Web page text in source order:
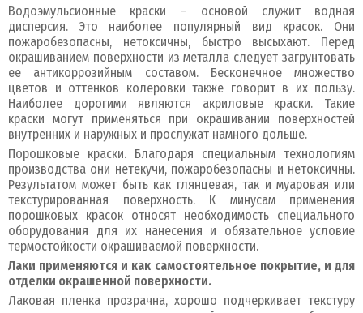
Водоэмульсионные краски – основой служит водная
дисперсия. Это наиболее популярный вид красок. Они
пожаробезопасны, нетоксичны, быстро высыхают. Перед
окрашиванием поверхности из металла следует загрунтовать
ее антикоррозийным составом. Бесконечное множество
цветов и оттенков колеровки также говорит в их пользу.
Наиболее дорогими являются акриловые краски. Такие
краски могут применяться при окрашивании поверхностей
внутренних и наружных и прослужат намного дольше.
Порошковые краски. Благодаря специальным технологиям
производства они нетекучи, пожаробезопасны и нетоксичны.
Результатом может быть как глянцевая, так и муаровая или
текстурированная поверхность. К минусам применения
порошковых красок относят необходимость специального
оборудования для их нанесения и обязательное условие
термостойкости окрашиваемой поверхности.
Лаки применяются и как самостоятельное покрытие, и для
отделки окрашенной поверхности.
Лаковая пленка прозрачна, хорошо подчеркивает текстуру